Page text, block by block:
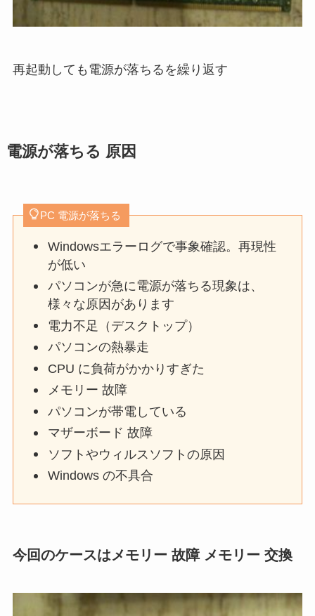
再起動しても電源が落ちるを繰り返す
電源が落ちる 原因
PC 電源が落ちる
Windowsエラーログで事象確認。再現性
が低い
パソコンが急に電源が落ちる現象は、
様々な原因があります
電力不足（デスクトップ）
パソコンの熱暴走
CPU に負荷がかかりすぎた
メモリー 故障
パソコンが帯電している
マザーボード 故障
ソフトやウィルスソフトの原因
Windows の不具合
今回のケースはメモリー 故障 メモリー 交換